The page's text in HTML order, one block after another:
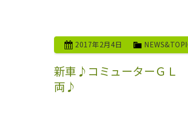
2017年2月4日
新車♪コミューターＧ
両♪